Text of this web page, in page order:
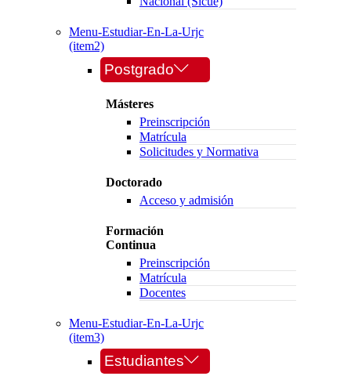
Menu-Estudiar-En-La-Urjc
(item2)
Postgrado
Másteres
Preinscripción
Matrícula
Solicitudes y Normativa
Doctorado
Acceso y admisión
Formación
Continua
Preinscripción
Matrícula
Docentes
Menu-Estudiar-En-La-Urjc
(item3)
Estudiantes